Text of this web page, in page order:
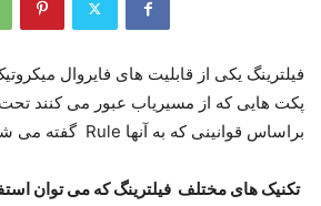
فیلترینگ یکی از قابلیت های فایروال
پکت هایی که از مسیریاب عبور می کنند
براساس قوانینی که به آنها Rule گفته می شود فیلتر می شوند.
تکنیک های مختلف فیلترینگ که می توان